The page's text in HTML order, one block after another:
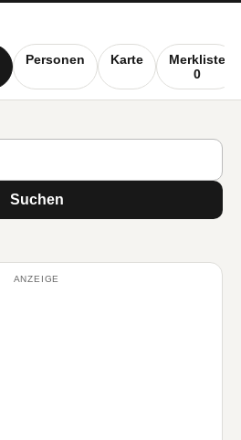
Personen Karte
Merkliste
0
Suchen
ANZEIGE